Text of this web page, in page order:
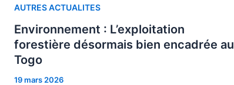
AUTRES ACTUALITES
Environnement : L’exploitation
forestière désormais bien encadrée au
Togo
19 mars 2026